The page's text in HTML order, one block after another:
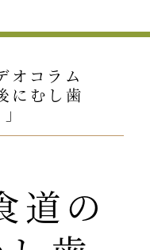
オコラム
にむし歯
道の